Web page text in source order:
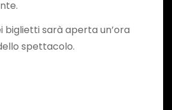
biglietti sarà aperta un’ora
spettacolo.